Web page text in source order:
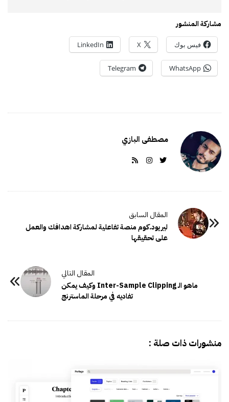
مشاركة المنشور
فيس بوك X
LinkedIn
WhatsApp
Telegram
مصطفى البازي
ليريود.كوم منصة تفاعلية لمشاركة اهدافك والعمل
على تحقيقها
ماهو الـ Inter-Sample Clipping وكيف يمكن
تفاديه في مرحلة الماسترنج
منشورات ذات صلة :